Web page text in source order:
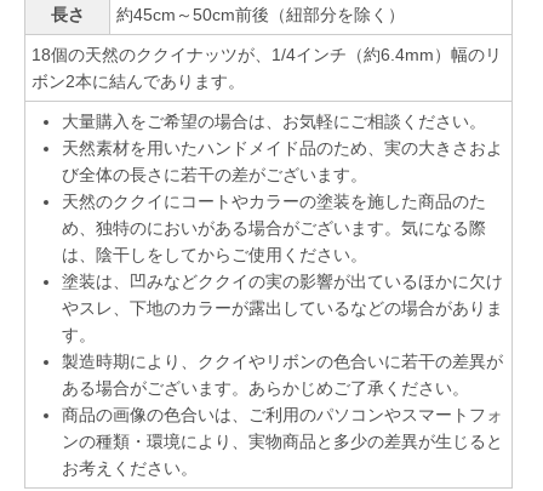
長さ 約45cm～50cm前後（紐部分を除く）
18個の天然のククイナッツが、1/4インチ（約6.4mm）幅のリ
ボン2本に結んであります。
大量購入をご希望の場合は、お気軽にご相談ください。
天然素材を用いたハンドメイド品のため、実の大きさおよ
び全体の長さに若干の差がございます。
天然のククイにコートやカラーの塗装を施した商品のた
め、独特のにおいがある場合がございます。気になる際
は、陰干しをしてからご使用ください。
塗装は、凹みなどククイの実の影響が出ているほかに欠け
やスレ、下地のカラーが露出しているなどの場合がありま
す。
製造時期により、ククイやリボンの色合いに若干の差異が
ある場合がございます。あらかじめご了承ください。
商品の画像の色合いは、ご利用のパソコンやスマートフォ
ンの種類・環境により、実物商品と多少の差異が生じると
お考えください。